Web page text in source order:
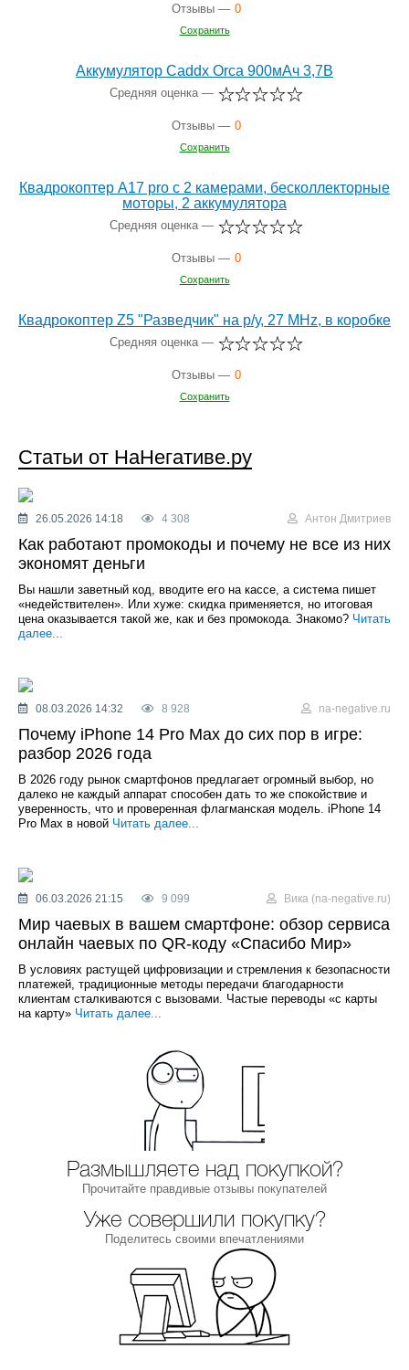
Отзывы — 0
Сохранить
Аккумулятор Caddx Orca 900мАч 3,7В
Средняя оценка —
Отзывы — 0
Сохранить
Квадрокоптер A17 pro с 2 камерами, бесколлекторные
моторы, 2 аккумулятора
Средняя оценка —
Отзывы — 0
Сохранить
Квадрокоптер Z5 "Разведчик" на р/у, 27 MHz, в коробке
Средняя оценка —
Отзывы — 0
Сохранить
Статьи от НаНегативе.ру
26.05.2026 14:18 4 308 Антон Дмитриев
Как работают промокоды и почему не все из них
экономят деньги
Вы нашли заветный код, вводите его на кассе, а система пишет
«недействителен». Или хуже: скидка применяется, но итоговая
цена оказывается такой же, как и без промокода. Знакомо? Читать
далее...
08.03.2026 14:32 8 928 na-negative.ru
Почему iPhone 14 Pro Max до сих пор в игре:
разбор 2026 года
В 2026 году рынок смартфонов предлагает огромный выбор, но
далеко не каждый аппарат способен дать то же спокойствие и
уверенность, что и проверенная флагманская модель. iPhone 14
Pro Max в новой Читать далее...
06.03.2026 21:15 9 099 Вика (na-negative.ru)
Мир чаевых в вашем смартфоне: обзор сервиса
онлайн чаевых по QR-коду «Спасибо Мир»
В условиях растущей цифровизации и стремления к безопасности
платежей, традиционные методы передачи благодарности
клиентам сталкиваются с вызовами. Частые переводы «с карты
на карту» Читать далее...
Размышляете над покупкой?
Прочитайте правдивые отзывы покупателей
Уже совершили покупку?
Поделитесь своими впечатлениями